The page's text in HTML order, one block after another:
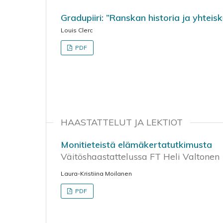
Gradupiiri: ”Ranskan historia ja
Louis Clerc
PDF
HAASTATTELUT JA LEKTIOT
Monitieteistä elämäkertatutkimusta
Väitöshaastattelussa FT Heli Valtonen
Laura-Kristiina Moilanen
PDF